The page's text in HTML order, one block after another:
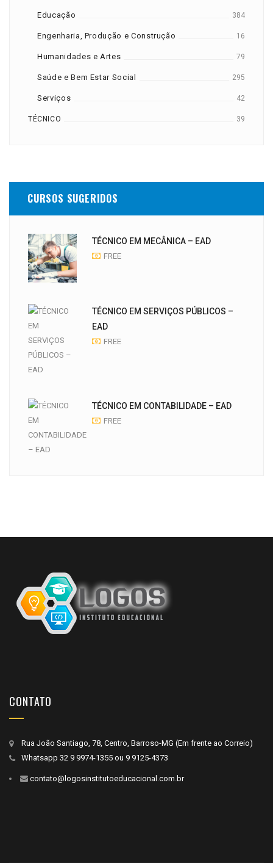
Educação 384
Engenharia, Produção e Construção 16
Humanidades e Artes 79
Saúde e Bem Estar Social 295
Serviços 42
TÉCNICO 39
CURSOS SUGERIDOS
TÉCNICO EM MECÂNICA – EAD
FREE
TÉCNICO EM SERVIÇOS PÚBLICOS –
EAD
FREE
TÉCNICO EM CONTABILIDADE – EAD
FREE
CONTATO
Rua João Santiago, 78, Centro, Barroso-MG (Em frente ao Correio)
Whatsapp 32 9 9974-1355 ou 9 9125-4373
contato@logosinstitutoeducacional.com.br